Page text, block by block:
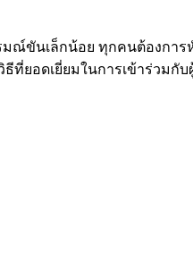
ณ์ขันเล็กน้อย ทุกคนต้องการ
ยอดเยี่ยมในการเข้าร่วมกับ